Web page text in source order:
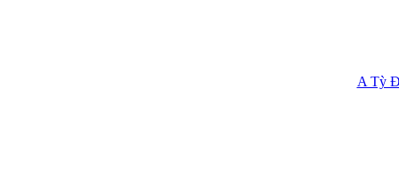
A Tỳ